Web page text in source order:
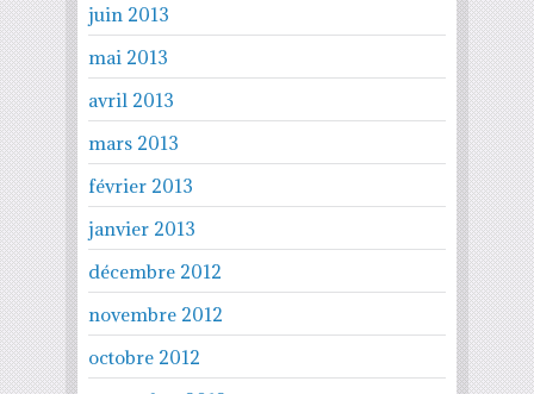
juin 2013
mai 2013
avril 2013
mars 2013
février 2013
janvier 2013
décembre 2012
novembre 2012
octobre 2012